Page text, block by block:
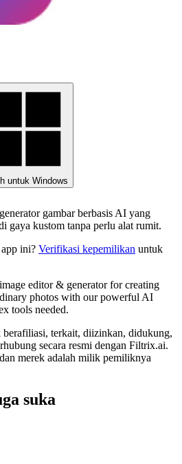
untuk Windows
gambar berbasis AI yang
gaya kustom tanpa perlu alat rumit.
ini? Verifikasi kepemilikan untuk
editor & generator for creating
photos with our powerful AI
tools needed.
berafiliasi, terkait, diizinkan, didukung,
secara resmi dengan Filtrix.ai.
merek adalah milik pemiliknya
suka